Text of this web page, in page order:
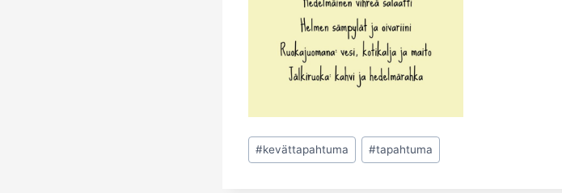
Avainsanat:
#kevättapahtuma #tapahtuma